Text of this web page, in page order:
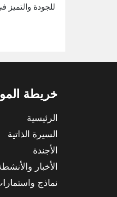
للجودة والتميز
خريطة
الرئيسية
السيرة الذاتية
الأجندة
الأخبار
نماذج